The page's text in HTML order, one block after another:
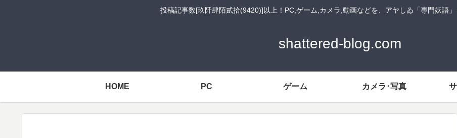
投稿記事数[玖阡肆陌貳拾(9420)]以上！PC,ゲーム,カメラ,動画などを、アヤしゐ「專門妖語」
shattered-blog.com
HOME PC ゲーム カメラ･写真